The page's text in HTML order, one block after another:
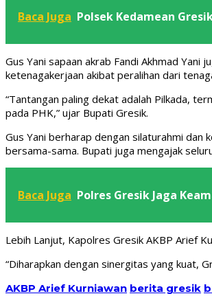
Baca Juga Polsek Kedamean
Gus Yani sapaan akrab Fandi Akhmad
ketenagakerjaan akibat peralihan dari
“Tantangan paling dekat adalah Pilkada,
pada PHK,” ujar Bupati Gresik.
Gus Yani berharap dengan silaturahmi
bersama-sama. Bupati juga mengajak
Baca Juga Polres Gresik Jaga
Lebih Lanjut, Kapolres Gresik AKBP Arief
“Diharapkan dengan sinergitas yang kuat,
AKBP Arief Kurniawan berita gresik